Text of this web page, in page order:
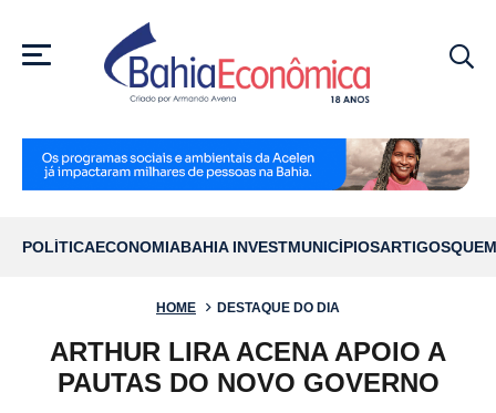
MENU
POLÍTICAECONOMIABAHIA INVESTMUNICÍPIOSARTIGOS
HOME DESTAQUE DO DIA
ARTHUR LIRA ACENA APOIO A
PAUTAS DO NOVO GOVERNO